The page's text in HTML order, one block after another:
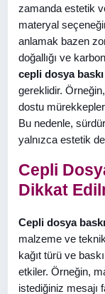
zamanda estetik
materyal
anlamak bazen
doğallığı ve
cepli dosya baskı
gereklidir.
dostu
Bu nedenle,
yalnızca estetik
Cepli
Dikkat
Cepli dosya baskı
malzeme ve
kağıt türü ve
etkiler. Örneğin,
istediğiniz mesajı